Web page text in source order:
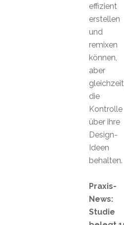
effizient
erstellen
und
remixen
können,
aber
die
Kontrolle
über ihre
Design-
Ideen
behalten.
Praxis-
News:
Studie